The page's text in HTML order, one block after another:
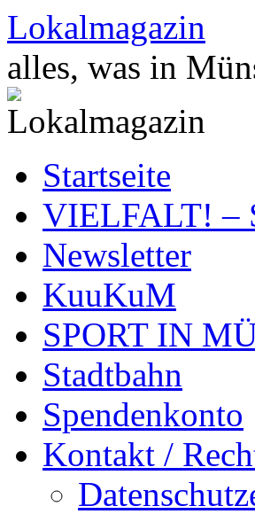
Zum
Inhalt
springen
Lokalmagazin
alles, was in
Startseite
VIELFALT! –
Newsletter
KuuKuM
SPORT IN
Stadtbahn
Spendenkonto
Kontakt /